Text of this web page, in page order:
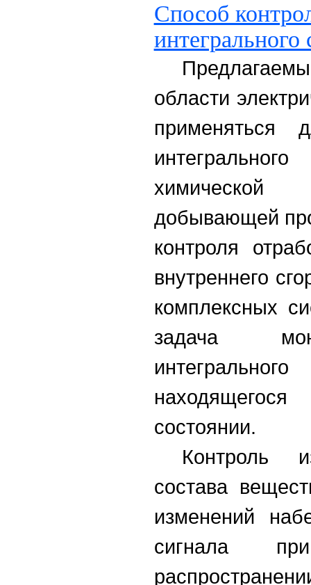
Способ
интегрального
области
применяться
добывающей
контроля
внутреннего
комплексных
задача
состоянии.
Контроль
состава
изменений
сигнала